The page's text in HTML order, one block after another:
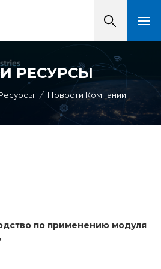
РЕСУРСЫ
/ Новости Компании
по применению модуля